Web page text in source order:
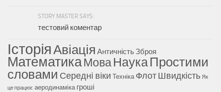
STORY MASTER SAYS:
тестовий коментар
ІсторіяАвіація АнтичністьЗброя
МатематикаМоваНаукаПростими
словами Середні віки Техніка Флот Швидкість Як
це працює аеродинаміка гроші